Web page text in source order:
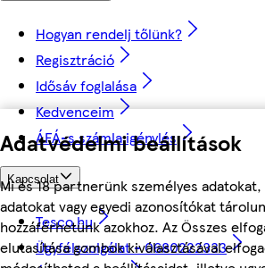
Adatvédelmi beállítások
Mi és 18 partnerünk személyes
adatokat vagy egyedi azonosítókat
hozzáférhetünk azokhoz. Az Összes
elutasítása gombok kiválasztásával
Hogyan rendelj tőlünk?
Regisztráció
Idősáv foglalása
Kedvenceim
ÁFÁ-s számla igénylés
Kapcsolat
Tesco.hu
Ügyfélszolgálat - 0680222333